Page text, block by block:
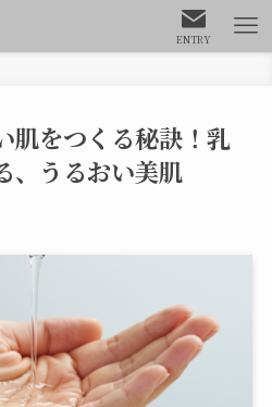
ENTRY
肌をつくる秘訣！乳
、うるおい美肌